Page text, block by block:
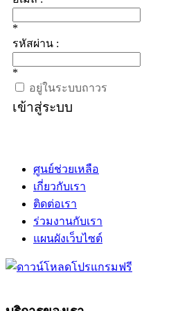
*
รหัสผ่าน :
*
อยู่ในระบบถาวร
เข้าสู่ระบบ
ศูนย์ช่วยเหลือ
เกี่ยวกับเรา
ติดต่อเรา
ร่วมงานกับเรา
แผนผังเว็บไซต์